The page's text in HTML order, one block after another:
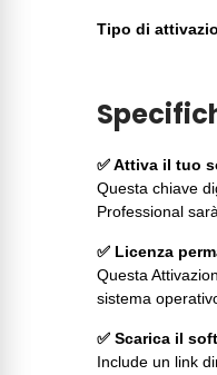
Tipo di
✅ Attiva il tuo
Questa chiave
Professional
✅ Licenza
Questa
sistema
✅ Scarica il
Include un link